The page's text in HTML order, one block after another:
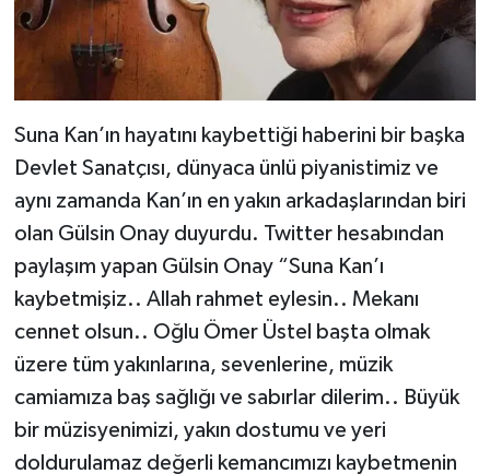
Suna Kan’ın hayatını kaybettiği haberini bir başka
Devlet Sanatçısı, dünyaca ünlü piyanistimiz ve
aynı zamanda Kan’ın en yakın arkadaşlarından biri
olan Gülsin Onay duyurdu. Twitter hesabından
paylaşım yapan Gülsin Onay “Suna Kan’ı
kaybetmişiz.. Allah rahmet eylesin.. Mekanı
cennet olsun.. Oğlu Ömer Üstel başta olmak
üzere tüm yakınlarına, sevenlerine, müzik
camiamıza baş sağlığı ve sabırlar dilerim.. Büyük
bir müzisyenimizi, yakın dostumu ve yeri
doldurulamaz değerli kemancımızı kaybetmenin